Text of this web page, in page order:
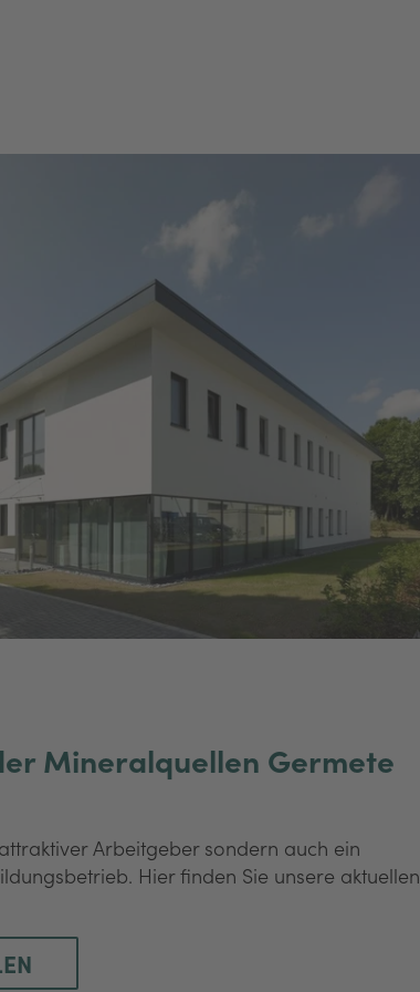
Mineralquellen Germete
Arbeitgeber sondern auch ein
Hier finden Sie unsere aktuellen